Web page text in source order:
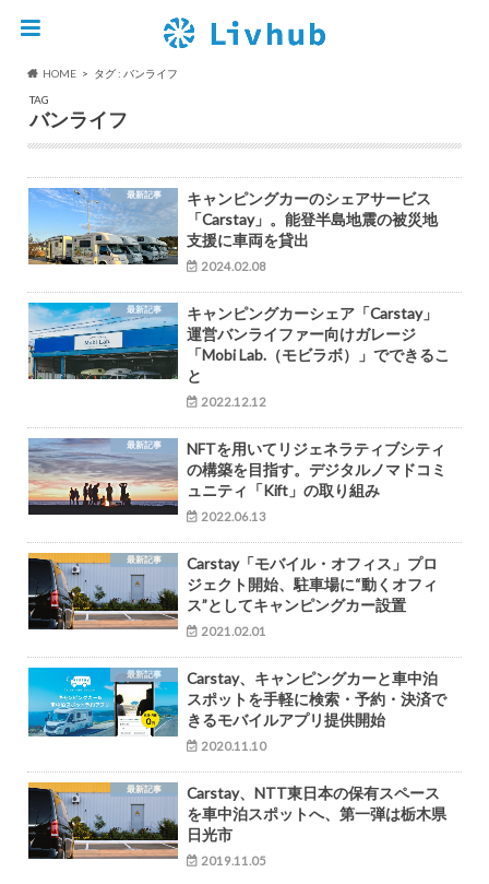
HOME
タグ : バンライフ
TAG
バンライフ
最新記事
キャンピングカーのシェアサービス
「Carstay」。能登半島地震の被災地
支援に車両を貸出
2024.02.08
最新記事
キャンピングカーシェア「Carstay」
運営バンライファー向けガレージ
「Mobi Lab.（モビラボ）」でできるこ
と
2022.12.12
最新記事
NFTを用いてリジェネラティブシティ
の構築を目指す。デジタルノマドコミ
ュニティ「Kift」の取り組み
2022.06.13
最新記事
Carstay「モバイル・オフィス」プロ
ジェクト開始、駐車場に“動くオフィ
ス”としてキャンピングカー設置
2021.02.01
最新記事
Carstay、キャンピングカーと車中泊
スポットを手軽に検索・予約・決済で
きるモバイルアプリ提供開始
2020.11.10
最新記事
Carstay、NTT東日本の保有スペース
を車中泊スポットへ、第一弾は栃木県
日光市
2019.11.05